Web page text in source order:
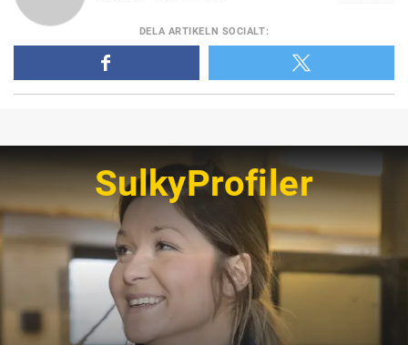
DELA ARTIKELN SOCIALT:
SulkyProfiler